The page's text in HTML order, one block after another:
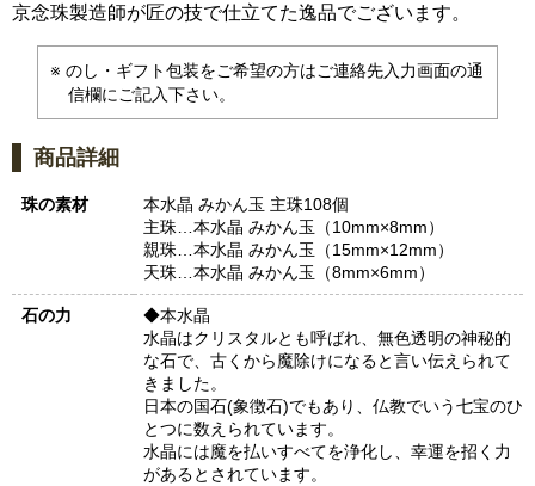
京念珠製造師が匠の技で仕立てた逸品でございます。
のし・ギフト包装をご希望の方はご連絡先入力画面の通
信欄にご記入下さい。
商品詳細
珠の素材
本水晶 みかん玉 主珠108個
主珠…本水晶 みかん玉（10mm×8mm）
親珠…本水晶 みかん玉（15mm×12mm）
天珠…本水晶 みかん玉（8mm×6mm）
石の力
◆本水晶
水晶はクリスタルとも呼ばれ、無色透明の神秘的
な石で、古くから魔除けになると言い伝えられて
きました。
日本の国石(象徴石)でもあり、仏教でいう七宝のひ
とつに数えられています。
水晶には魔を払いすべてを浄化し、幸運を招く力
があるとされています。